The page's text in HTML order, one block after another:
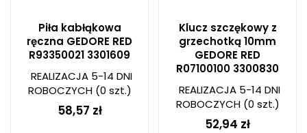
Piła kabłąkowa
ręczna GEDORE RED
R93350021 3301609
REALIZACJA 5-14 DNI
ROBOCZYCH(0 szt.)
58,57 zł
Klucz szczękowy z
grzechotką 10mm
GEDORE RED
R07100100 3300830
REALIZACJA 5-14 DNI
ROBOCZYCH(0 szt.)
52,94 zł